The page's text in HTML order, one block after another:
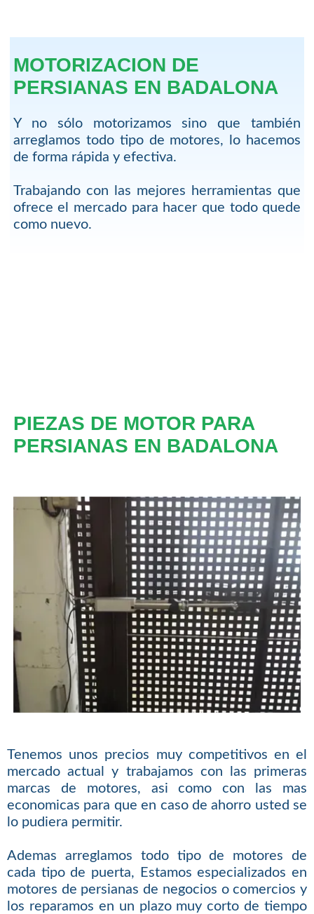
MOTORIZACION DE
PERSIANAS EN BADALONA
Y no sólo motorizamos sino que también
arreglamos todo tipo de motores, lo hacemos
de forma rápida y efectiva.
Trabajando con las mejores herramientas que
ofrece el mercado para hacer que todo quede
como nuevo.
PIEZAS DE MOTOR PARA
PERSIANAS EN BADALONA
Tenemos unos precios muy competitivos en el
mercado actual y trabajamos con las primeras
marcas de motores, asi como con las mas
economicas para que en caso de ahorro usted se
lo pudiera permitir.
Ademas arreglamos todo tipo de motores de
cada tipo de puerta, Estamos especializados en
motores de persianas de negocios o comercios y
los reparamos en un plazo muy corto de tiempo